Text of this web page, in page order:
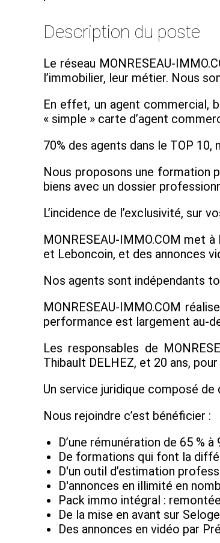
Description du poste
Le réseau MONRESEAU-
l’immobilier, leur métier. Nous
En effet, un agent commercial,
« simple » carte d’agent
70% des agents dans le TOP 10,
Nous proposons une formation
biens avec un dossier
L’incidence de l’exclusivité, sur
MONRESEAU-IMMO.COM met
et Leboncoin, et des annonces
Nos agents sont indépendants
MONRESEAU-IMMO.COM
performance est largement au-
Les responsables de
Thibault DELHEZ, et 20 ans,
Un service juridique composé
Nous rejoindre c’est bénéficier :
D’une rémunération de 65 %
De formations qui font la
D'un outil d’estimation
D'annonces en illimité en
Pack immo intégral :
De la mise en avant sur
Des annonces en vidéo par